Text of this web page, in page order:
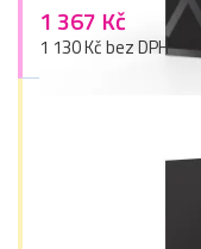
1 367 Kč
1 130 Kč bez DPH